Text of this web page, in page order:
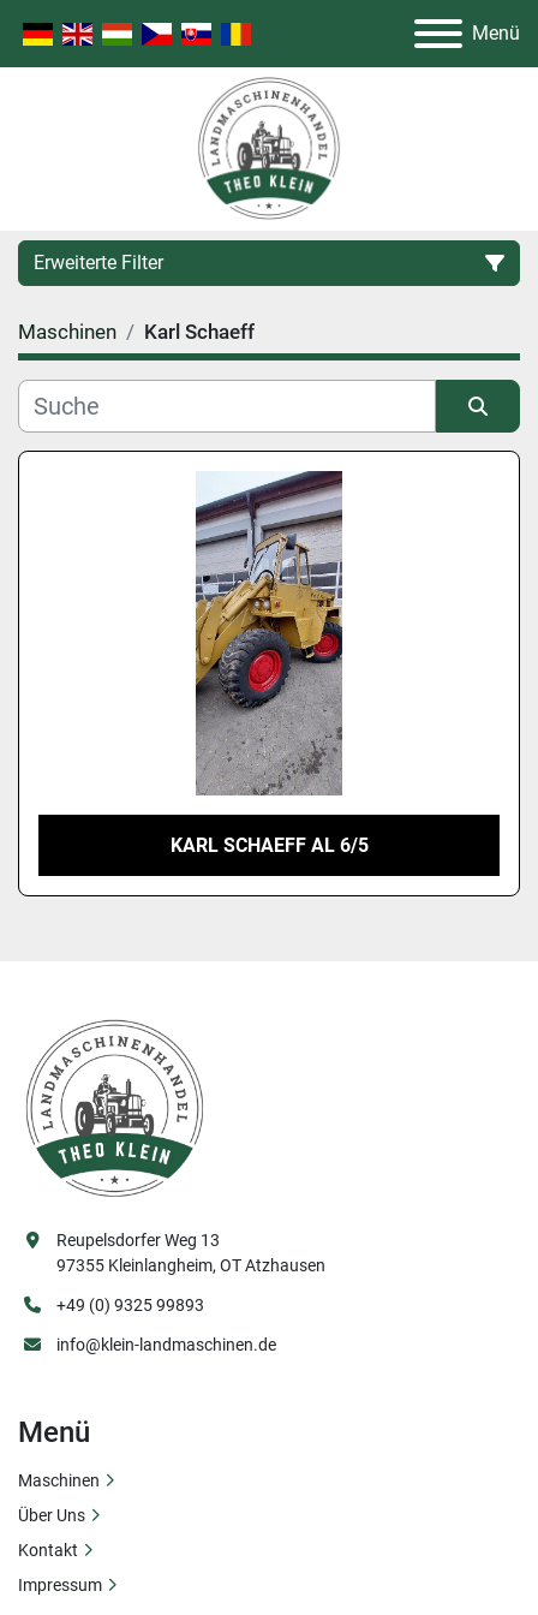
Menü
Erweiterte Filter
Kategorie
Hersteller
Maschinen Karl Schaeff
Sortieren nach
KARL SCHAEFF AL 6/5
Reupelsdorfer Weg 13
97355 Kleinlangheim, OT Atzhausen
+49 (0) 9325 99893
info@klein-landmaschinen.de
Menü
Maschinen
Über Uns
Kontakt
Impressum